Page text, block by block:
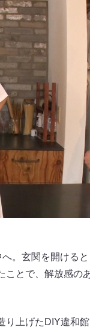
へ。玄関を開け
とで、解放感の
り上げたDIY違和